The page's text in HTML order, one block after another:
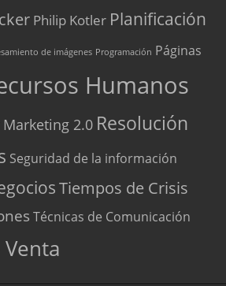
Philip Kotler Planificación
de imágenes Programación Páginas
Humanos
Marketing 2.0 Resolución
Seguridad de la información
Tiempos de Crisis
Técnicas de Comunicación